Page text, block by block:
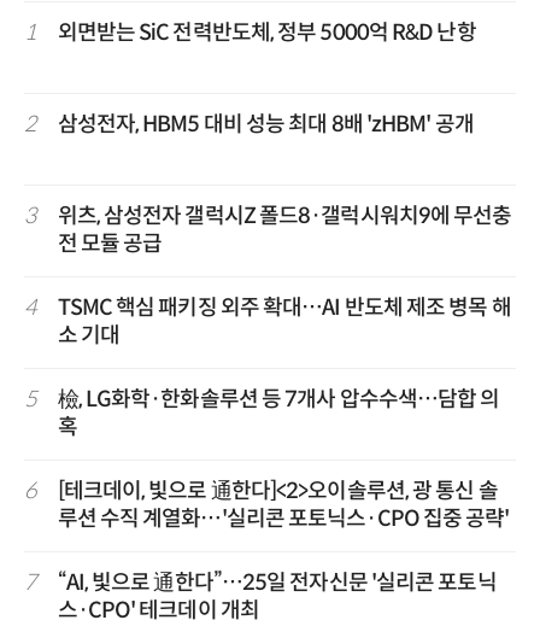
1 외면받는 SiC 전력반도체, 정부 5000억 R&D 난항
2 삼성전자, HBM5 대비 성능 최대 8배 'zHBM' 공개
3
위츠, 삼성전자 갤럭시Z 폴드8·갤럭시워치9에 무선충
전 모듈 공급
4
TSMC 핵심 패키징 외주 확대…AI 반도체 제조 병목 해
소 기대
5
檢, LG화학·한화솔루션 등 7개사 압수수색…담합 의
혹
6
[테크데이, 빛으로 通한다]<2>오이솔루션, 광 통신 솔
루션 수직 계열화…'실리콘 포토닉스·CPO 집중 공략'
7
“AI, 빛으로 通한다”…25일 전자신문 '실리콘 포토닉
스·CPO' 테크데이 개최